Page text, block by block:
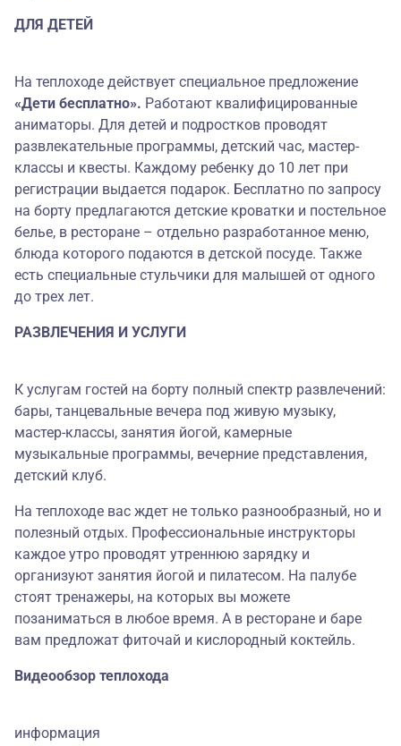
ДЛЯ ДЕТЕЙ
На теплоходе действует специальное предложение
«Дети бесплатно». Работают квалифицированные
аниматоры. Для детей и подростков проводят
развлекательные программы, детский час, мастер-
классы и квесты. Каждому ребенку до 10 лет при
регистрации выдается подарок. Бесплатно по запросу
на борту предлагаются детские кроватки и постельное
белье, в ресторане – отдельно разработанное меню,
блюда которого подаются в детской посуде. Также
есть специальные стульчики для малышей от одного
до трех лет.
РАЗВЛЕЧЕНИЯ И УСЛУГИ
К услугам гостей на борту полный спектр развлечений:
бары, танцевальные вечера под живую музыку,
мастер-классы, занятия йогой, камерные
музыкальные программы, вечерние представления,
детский клуб.
На теплоходе вас ждет не только разнообразный, но и
полезный отдых. Профессиональные инструкторы
каждое утро проводят утреннюю зарядку и
организуют занятия йогой и пилатесом. На палубе
стоят тренажеры, на которых вы можете
позаниматься в любое время. А в ресторане и баре
вам предложат фиточай и кислородный коктейль.
Видеообзор теплохода
информация